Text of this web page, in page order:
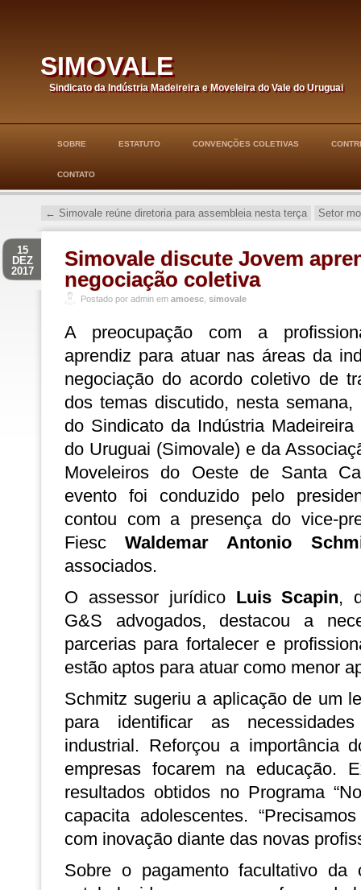
simovale
Sindicato da Indústria Madeireira e Moveleira do Vale do Uruguai
SOBRE ESTATUTO CONVENÇÕES COLETIVAS
CONTATO
← Simovale reúne diretoria para assembleia nesta terça Setor
Simovale discute Jovem
negociação coletiva
15
DEZ
2017
Postado por admin em amoesc simovale
A preocupação com a
aprendiz para atuar nas áreas da
negociação do acordo coletivo de
dos temas discutido, nesta
do Sindicato da Indústria
do Uruguai (Simovale) e da
Moveleiros do Oeste de Santa
evento foi conduzido pelo
contou com a presença do vice-
FiescWaldemar Antonio
associados.
O assessor jurídico Luis Scapin,
G&S advogados, destacou a
parcerias para fortalecer e
estão aptos para atuar como menor
Schmitz sugeriu a aplicação de um
para identificar as
industrial. Reforçou a importância
empresas focarem na educação.
resultados obtidos no Programa
capacita adolescentes.
com inovação diante das novas
Sobre o pagamento facultativo da